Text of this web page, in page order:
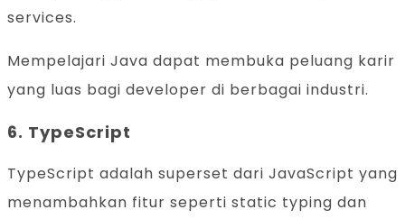
services.
Mempelajari Java dapat membuka peluang karir
yang luas bagi developer di berbagai industri.
6. TypeScript
TypeScript adalah superset dari JavaScript yang
menambahkan fitur seperti static typing dan